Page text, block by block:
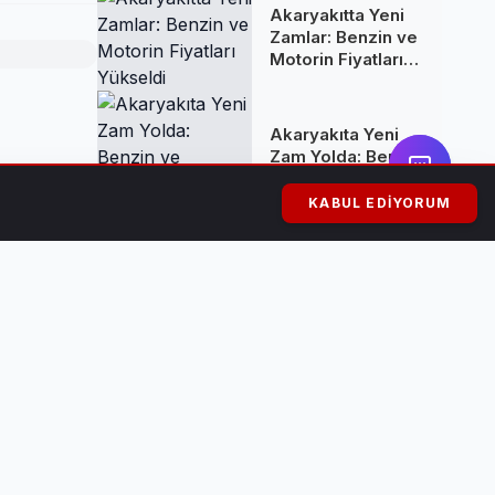
Mehmet
Akaryakıtta Yeni
Zamlar: Benzin ve
Motorin Fiyatları
Akaryakıta Yeni
Zam Yolda: Benzin
ve Motorine
Yüksek Artış
Bekleniyor
KABUL EDIYORUM